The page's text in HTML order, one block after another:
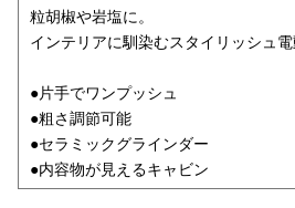
粒胡椒や岩塩に。
インテリアに馴染むスタイリッシュ電
●片手でワンプッシュ
●粗さ調節可能
●セラミックグラインダー
●内容物が見えるキャビン